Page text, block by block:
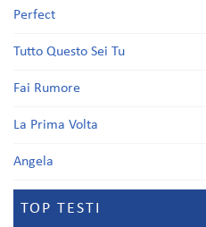
Perfect
Tutto Questo Sei Tu
Fai Rumore
La Prima Volta
Angela
TOP TESTI